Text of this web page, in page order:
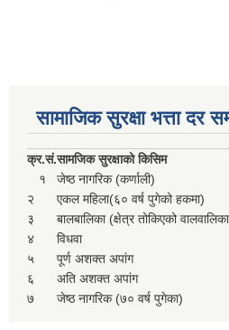
सामाजिक सुरक्षा भत्ता दर
क्र.सं.सामजिक सुरक्षाको किसिम
१
जेष्ठ नागरिक (कर्णाली)
२
एकल महिला(६० वर्ष पुगेको हकमा)
३
बालबालिका (क्षेत्र तोकिएको
४
विधवा
५
पूर्ण अशक्त अपांग
६
अति अशक्त अपांग
७
जेष्ठ नागरिक (७० वर्ष पुगेका)